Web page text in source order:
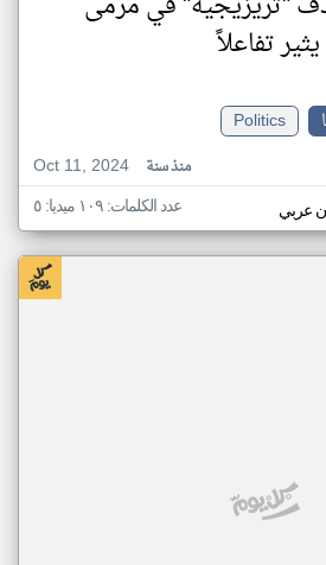
تفاعلاً
Politics
Oct 11, 2024
منذ سنة
عربي عدد الكلمات: ١٠٩ ميديا: ٥